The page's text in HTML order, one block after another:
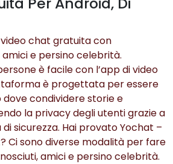
video chat gratuita con
e persino celebrità.
è facile con l’app di video
è progettata per essere
condividere storie e
la privacy degli utenti grazie a
sicurezza. Hai provato Yochat –
Ci sono diverse modalità per fare
amici e persino celebrità.